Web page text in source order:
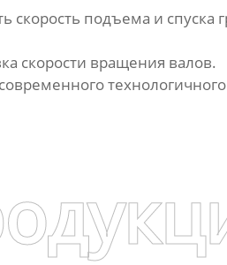
подъема и спуска
скорости вращения валов.